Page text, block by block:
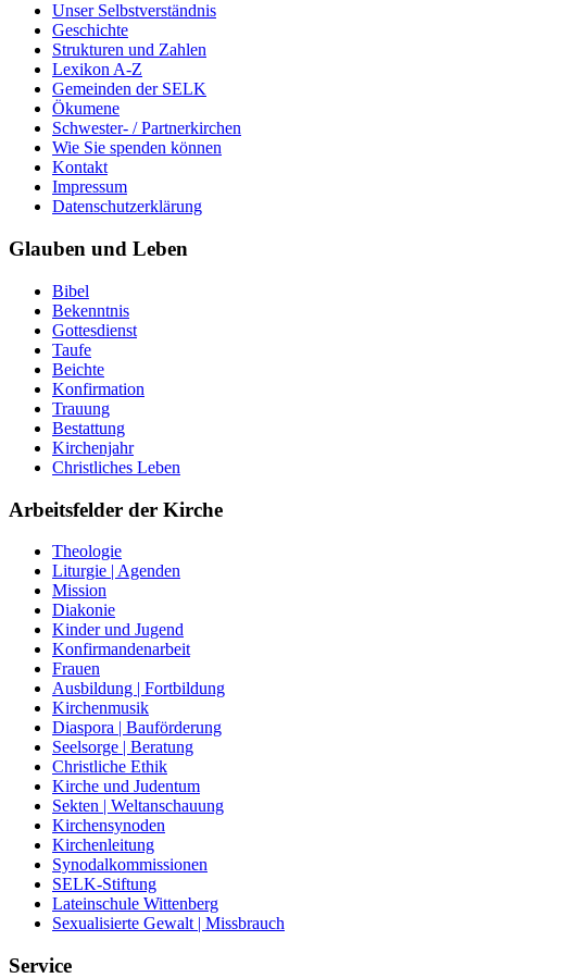
Unser Selbstverständnis
Geschichte
Strukturen und Zahlen
Lexikon A-Z
Gemeinden der SELK
Ökumene
Schwester- / Partnerkirchen
Wie Sie spenden können
Kontakt
Impressum
Datenschutzerklärung
Glauben und Leben
Bibel
Bekenntnis
Gottesdienst
Taufe
Beichte
Konfirmation
Trauung
Bestattung
Kirchenjahr
Christliches Leben
Arbeitsfelder der Kirche
Theologie
Liturgie | Agenden
Mission
Diakonie
Kinder und Jugend
Konfirmandenarbeit
Frauen
Ausbildung | Fortbildung
Kirchenmusik
Diaspora | Bauförderung
Seelsorge | Beratung
Christliche Ethik
Kirche und Judentum
Sekten | Weltanschauung
Kirchensynoden
Kirchenleitung
Synodalkommissionen
SELK-Stiftung
Lateinschule Wittenberg
Sexualisierte Gewalt | Missbrauch
Service